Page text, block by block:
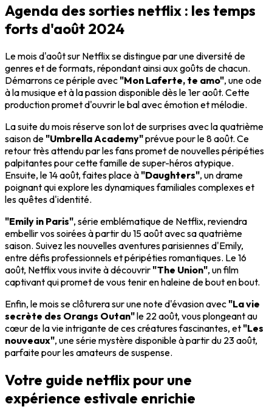
Agenda des sorties netflix : les temps
forts d'août 2024
Le mois d'août sur Netflix se distingue par une diversité de
genres et de formats, répondant ainsi aux goûts de chacun.
Démarrons ce périple avec"Mon Laferte, te amo", une ode
à la musique et à la passion disponible dès le 1er août. Cette
production promet d'ouvrir le bal avec émotion et mélodie.
La suite du mois réserve son lot de surprises avec la quatrième
saison de"Umbrella Academy"prévue pour le 8 août. Ce
retour très attendu par les fans promet de nouvelles péripéties
palpitantes pour cette famille de super-héros atypique.
Ensuite, le 14 août, faites place à"Daughters", un drame
poignant qui explore les dynamiques familiales complexes et
les quêtes d'identité.
"Emily in Paris", série emblématique de Netflix, reviendra
embellir vos soirées à partir du 15 août avec sa quatrième
saison. Suivez les nouvelles aventures parisiennes d'Emily,
entre défis professionnels et péripéties romantiques. Le 16
août, Netflix vous invite à découvrir"The Union", un film
captivant qui promet de vous tenir en haleine de bout en bout.
Enfin, le mois se clôturera sur une note d'évasion avec"La vie
secrète des Orangs Outan"le 22 août, vous plongeant au
cœur de la vie intrigante de ces créatures fascinantes, et"Les
nouveaux", une série mystère disponible à partir du 23 août,
parfaite pour les amateurs de suspense.
Votre guide netflix pour une
expérience estivale enrichie